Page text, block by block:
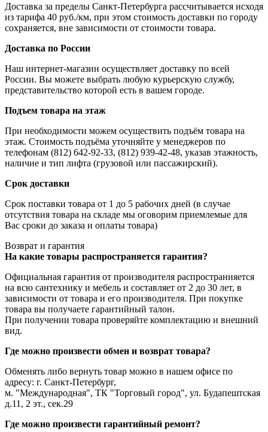
Доставка за пределы Санкт-Петербурга рассчитывается исходя
из тарифа 40 руб./км, при этом стоимость доставки по городу
сохраняется, вне зависимости от стоимости товара.
Доставка по России
Наш интернет-магазин осуществляет доставку по всей
России. Вы можете выбрать любую курьерскую службу,
представительство которой есть в вашем городе.
Подъем товара на этаж
При необходимости можем осуществить подъём товара на
этаж. Стоимость подъёма уточняйте у менеджеров по
телефонам (812) 642-92-33, (812) 939-42-48, указав этажность,
наличие и тип лифта (грузовой или пассажирский).
Срок доставки
Срок поставки товара от 1 до 5 рабочих дней (в случае
отсутствия товара на складе мы оговорим приемлемые для
Вас сроки до заказа и оплаты товара)
Возврат и гарантия
На какие товары распространяется гарантия?
Официальная гарантия от производителя распространияется
на всю сантехнику и мебель и составляет от 2 до 30 лет, в
зависимости от товара и его производителя. При покупке
товара вы получаете гарантийный талон.
При получении товара проверяйте комплектацию и внешний
вид.
Где можно произвести обмен и возврат товара?
Обменять либо вернуть товар можно в нашем офисе по
адресу: г. Санкт-Петербург,
м. "Международная", ТК "Торговый город", ул. Будапештская
д.11, 2 эт., сек.29
Где можно произвести гарантийный ремонт?